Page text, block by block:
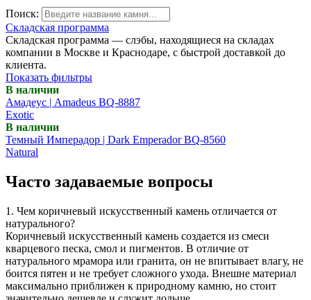
Поиск:
Складская программа
Складская программа — слэбы, находящиеся на складах
компании в Москве и Краснодаре, с быстрой доставкой до
клиента.
Показать фильтры
В наличии
Амадеус | Amadeus BQ-8887
Exotic
В наличии
Темный Имперадор | Dark Emperador BQ-8560
Natural
Часто задаваемые вопросы
1. Чем коричневый искусственный камень отличается от
натурального?
Коричневый искусственный камень создается из смеси
кварцевого песка, смол и пигментов. В отличие от
натурального мрамора или гранита, он не впитывает влагу, не
боится пятен и не требует сложного ухода. Внешне материал
максимально приближен к природному камню, но стоит